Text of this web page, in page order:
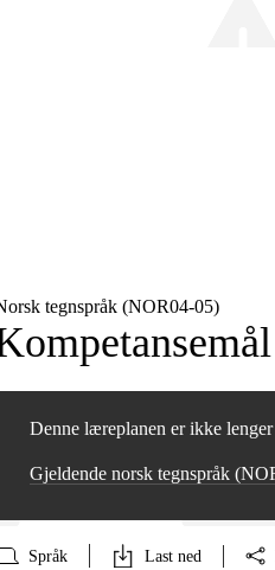
tegnspråk (NOR04‑05)
Denne læreplanen er ikke
Gjeldende norsk tegnspråk
Språk Last ned